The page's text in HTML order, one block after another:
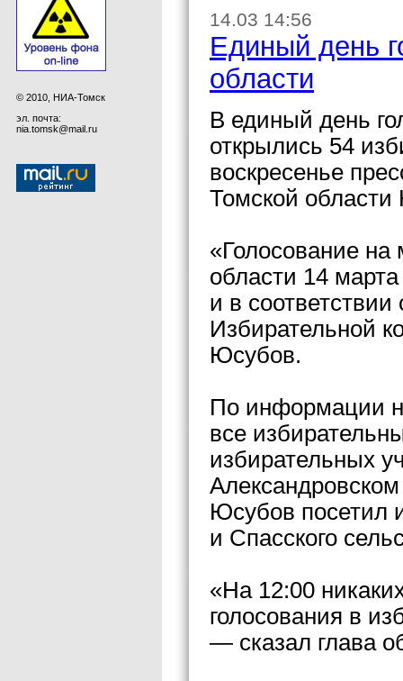
© 2010, НИА-Томск
эл. почта:
nia.tomsk@mail.ru
14.03 14:56
Единый день
области
В единый день
открылись 54
воскресенье
Томской
«Голосование
области 14
и в
Избирательной
Юсубов.
По информации
все
избирательных
Юсубов посетил
и Спасского
«На 12:00
голосования в
— сказал глава